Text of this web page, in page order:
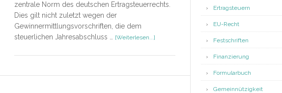
zentrale Norm des deutschen Ertragsteuerrechts.
Dies gilt nicht zuletzt wegen der
Gewinnermittlungsvorschriften, die dem
steuerlichen Jahresabschluss …
[Weiterlesen...]ÜberEinkommensteuergesetz
Schmidt
Ertragsteuern
EU-Recht
Festschriften
Finanzierung
Formularbuch
Gemeinnützigkeit